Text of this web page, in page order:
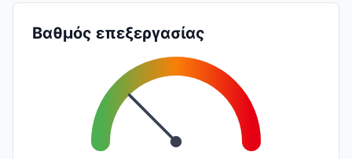
Βαθμός επεξεργασίας